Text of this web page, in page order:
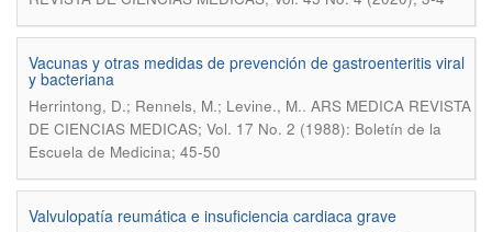
Vacunas y otras medidas de prevención de gastroenteritis viral
y bacteriana
Herrintong, D.; Rennels, M.; Levine., M.. ARS MEDICA REVISTA
DE CIENCIAS MEDICAS; Vol. 17 No. 2 (1988): Boletín de la
Escuela de Medicina; 45-50
Valvulopatía reumática e insuficiencia cardiaca grave